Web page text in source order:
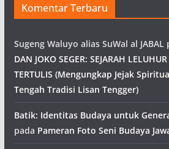
Komentar Terbaru
Sugeng Waluyo alias SuWal al JABAL
DAN JOKO SEGER: SEJARAH
TERTULIS (Mengungkap Jejak
Tengah Tradisi Lisan Tengger)
Batik: Identitas Budaya untuk
pada Pameran Foto Seni Budaya